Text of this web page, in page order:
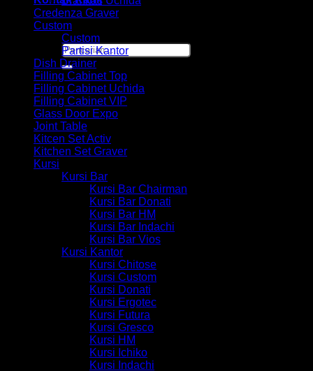
Pencarian
untuk:
Credenza Graver
Custom
Custom
Partisi Kantor
Dish Drainer
Filling Cabinet Top
Filling Cabinet Uchida
Filling Cabinet VIP
Glass Door Expo
Joint Table
Kitcen Set Activ
Kitchen Set Graver
Kursi
Kursi Bar
Kursi Bar Chairman
Kursi Bar Donati
Kursi Bar HM
Kursi Bar Indachi
Kursi Bar Vios
Kursi Kantor
Kursi Chitose
Kursi Custom
Kursi Donati
Kursi Ergotec
Kursi Futura
Kursi Gresco
Kursi HM
Kursi Ichiko
Kursi Indachi